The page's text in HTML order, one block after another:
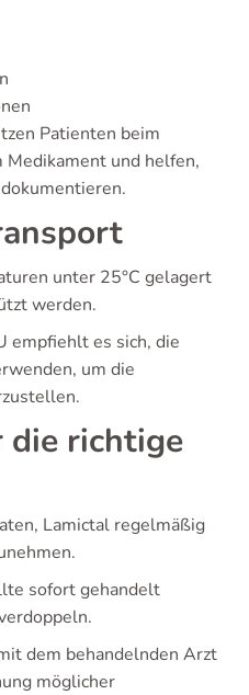
Patienten beim
und helfen,
unter 25°C gelagert
werden.
empfiehlt es sich, die
um die
richtige
Lamictal regelmäßig
sofort gehandelt
dem behandelnden Arzt
möglicher